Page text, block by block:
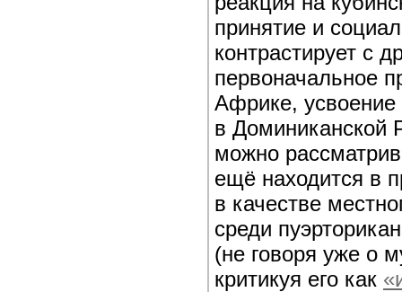
принятие и
контрастирует с
первоначальное
Африке, усвоение
в Доминиканской
можно
ещё находится в
в качестве
среди
(не говоря уже о
критикуя его как